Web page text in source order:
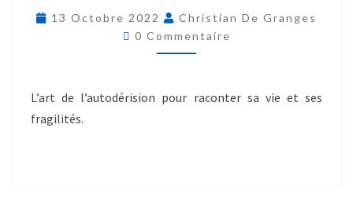
13 Octobre 2022
Christian De Granges
0 Commentaire
L’art de l’autodérision pour raconter sa vie et ses
fragilités.